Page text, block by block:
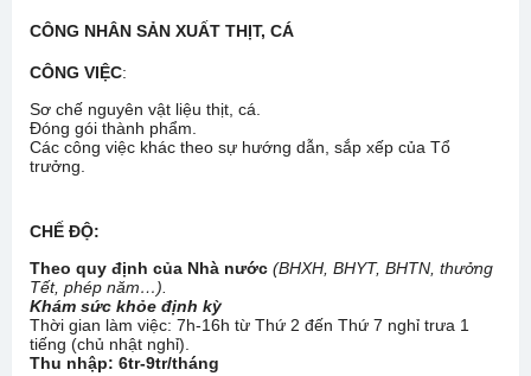
CÔNG NHÂN SẢN XUẤT THỊT, CÁ
CÔNG VIỆC:
Sơ chế nguyên vật liệu thịt, cá.
Đóng gói thành phẩm.
Các công việc khác theo sự hướng dẫn, sắp xếp của Tổ
trưởng.
CHẾ ĐỘ:
Theo quy định của Nhà nước (BHXH, BHYT, BHTN, thưởng
Tết, phép năm…).
Khám sức khỏe định kỳ
Thời gian làm việc: 7h-16h từ Thứ 2 đến Thứ 7 nghỉ trưa 1
tiếng (chủ nhật nghỉ).
Thu nhập: 6tr-9tr/tháng